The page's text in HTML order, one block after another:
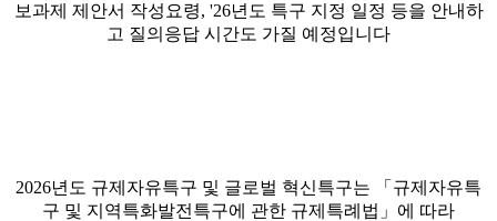
2026년도 규제자유특구 및 글로벌 혁신특구는 「규제자유특
구 및 지역특화발전특구에 관한 규제특례법」에 따라